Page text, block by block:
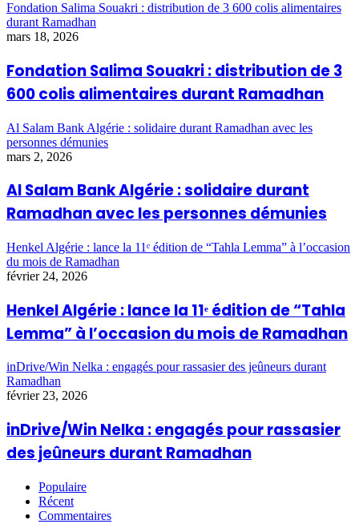
Fondation Salima Souakri : distribution de 3 600 colis alimentaires
durant Ramadhan
mars 18, 2026
Fondation Salima Souakri : distribution de 3
600 colis alimentaires durant Ramadhan
Al Salam Bank Algérie : solidaire durant Ramadhan avec les
personnes démunies
mars 2, 2026
Al Salam Bank Algérie : solidaire durant
Ramadhan avec les personnes démunies
Henkel Algérie : lance la 11ᵉ édition de “Tahla Lemma” à l’occasion
du mois de Ramadhan
février 24, 2026
Henkel Algérie : lance la 11ᵉ édition de “Tahla
Lemma” à l’occasion du mois de Ramadhan
inDrive/Win Nelka : engagés pour rassasier des jeûneurs durant
Ramadhan
février 23, 2026
inDrive/Win Nelka : engagés pour rassasier
des jeûneurs durant Ramadhan
Populaire
Récent
Commentaires